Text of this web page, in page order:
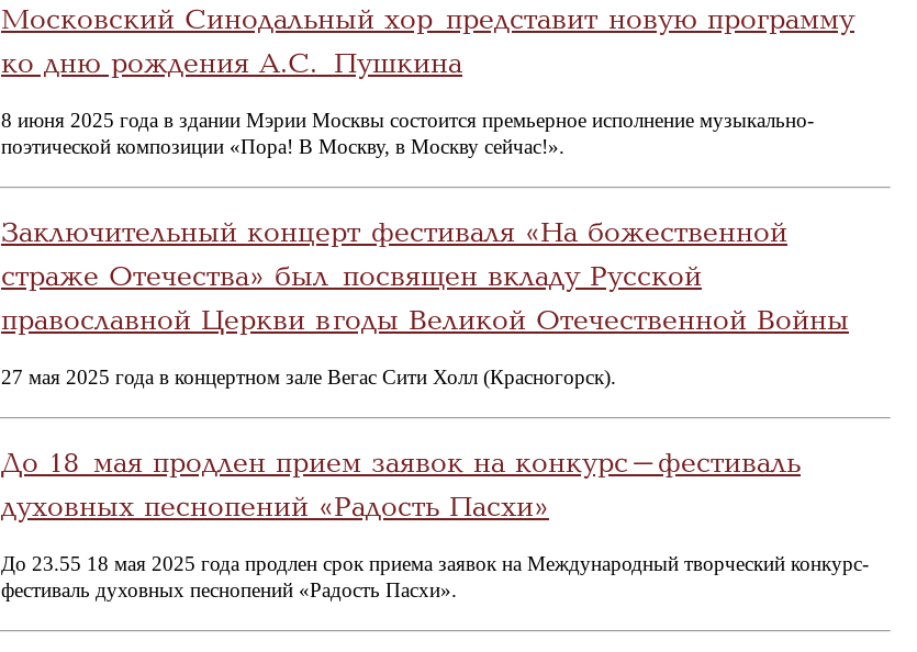
Московский Синодальный хор представит новую программу
ко дню рождения А.С. Пушкина
8 июня 2025 года в здании Мэрии Москвы состоится премьерное исполнение музыкально-
поэтической композиции «Пора! В Москву, в Москву сейчас!».
Заключительный концерт фестиваля «На божественной
страже Отечества» был посвящен вкладу Русской
православной Церкви в годы Великой Отечественной Войны
27 мая 2025 года в концертном зале Вегас Сити Холл (Красногорск).
До 18 мая продлен прием заявок на конкурс-фестиваль
духовных песнопений «Радость Пасхи»
До 23.55 18 мая 2025 года продлен срок приема заявок на Международный творческий конкурс-
фестиваль духовных песнопений «Радость Пасхи».